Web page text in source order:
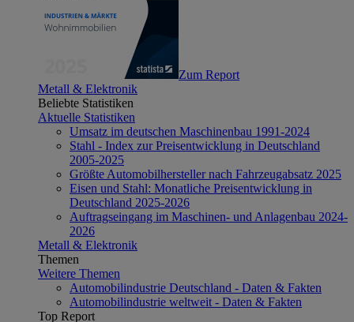
Zum Report
Metall & Elektronik
Beliebte Statistiken
Aktuelle Statistiken
Umsatz im deutschen Maschinenbau 1991-2024
Stahl - Index zur Preisentwicklung in Deutschland
2005-2025
Größte Automobilhersteller nach Fahrzeugabsatz 2025
Eisen und Stahl: Monatliche Preisentwicklung in
Deutschland 2025-2026
Auftragseingang im Maschinen- und Anlagenbau 2024-
2026
Metall & Elektronik
Themen
Weitere Themen
Automobilindustrie Deutschland - Daten & Fakten
Automobilindustrie weltweit - Daten & Fakten
Top Report